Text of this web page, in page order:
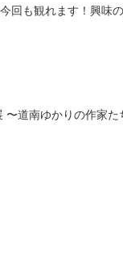
回も観れます！興味
〜道南ゆかりの作家た